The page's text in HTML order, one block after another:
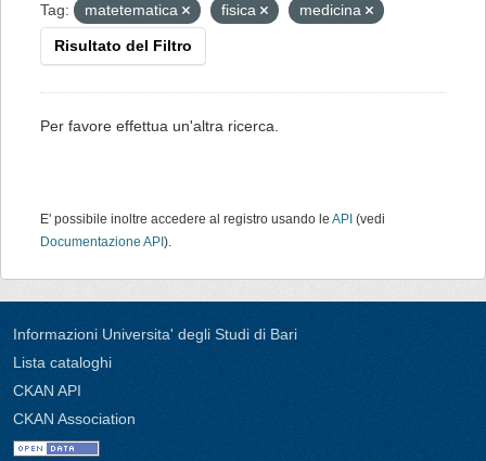
Tag:
matetematica fisica medicina
Risultato del Filtro
Per favore effettua un'altra ricerca.
E' possibile inoltre accedere al registro usando le API (vedi
Documentazione API ).
Informazioni Universita' degli Studi di Bari
Lista cataloghi
CKAN API
CKAN Association